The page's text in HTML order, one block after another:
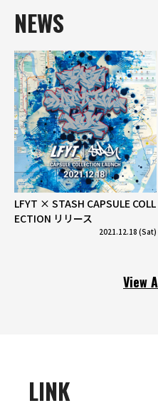
NEWS
LFYT × STASH CAPSULE COLL
ECTION リリース
2021.12.18 (Sat)
View
LINK